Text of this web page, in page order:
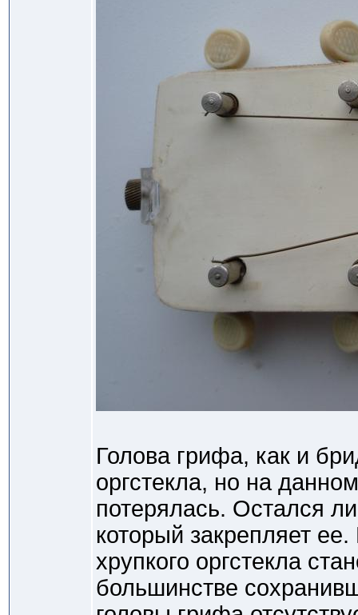
Голова грифа, как и
оргстекла, но на
потерялась. Остался
который закрепляет ее.
хрупкого оргстекла
большинстве